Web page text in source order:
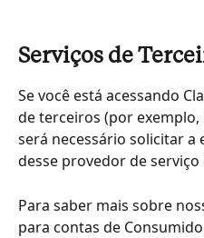
Serviços de
Se você está acessando
de terceiros (por exemplo,
será necessário solicitar a
desse provedor de
Para saber mais sobre
para contas de